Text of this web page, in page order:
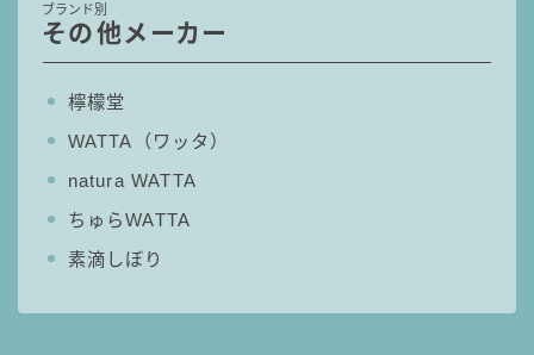
ブランド別
その他メーカー
檸檬堂
WATTA（ワッタ）
natura WATTA
ちゅらWATTA
素滴しぼり